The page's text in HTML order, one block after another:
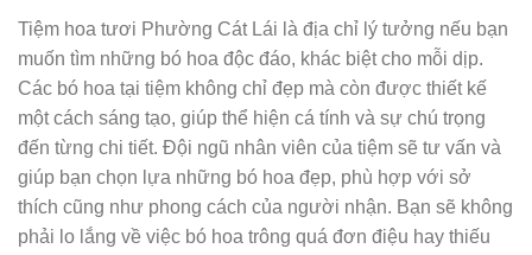
Tiệm hoa tươi Phường Cát Lái là địa chỉ lý tưởng nếu bạn
muốn tìm những bó hoa độc đáo, khác biệt cho mỗi dịp.
Các bó hoa tại tiệm không chỉ đẹp mà còn được thiết kế
một cách sáng tạo, giúp thể hiện cá tính và sự chú trọng
đến từng chi tiết. Đội ngũ nhân viên của tiệm sẽ tư vấn và
giúp bạn chọn lựa những bó hoa đẹp, phù hợp với sở
thích cũng như phong cách của người nhận. Bạn sẽ không
phải lo lắng về việc bó hoa trông quá đơn điệu hay thiếu